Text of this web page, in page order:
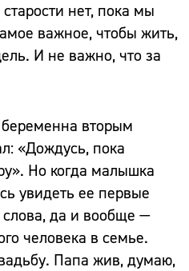
нет, пока мы
важное, чтобы жить,
И не важно, что за
вторым
«Дождусь, пока
Но когда малышка
увидеть ее первые
да и вообще —
человека в семье.
Папа жив, думаю,